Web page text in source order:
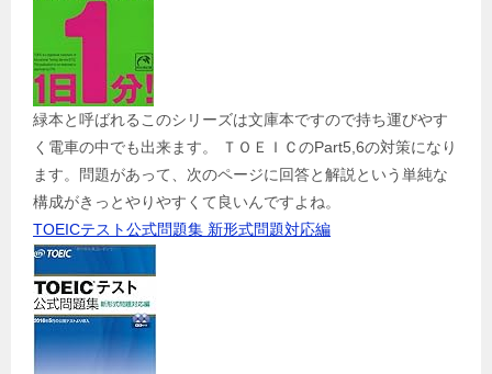
緑本と呼ばれるこのシリーズは文庫本ですので持ち運びやす
く電車の中でも出来ます。 ＴＯＥＩＣのPart5,6の対策になり
ます。問題があって、次のページに回答と解説という単純な
構成がきっとやりやすくて良いんですよね。
TOEICテスト公式問題集 新形式問題対応編